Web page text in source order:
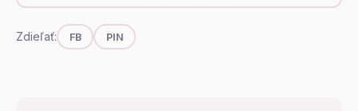
Zdieľať: FB PIN